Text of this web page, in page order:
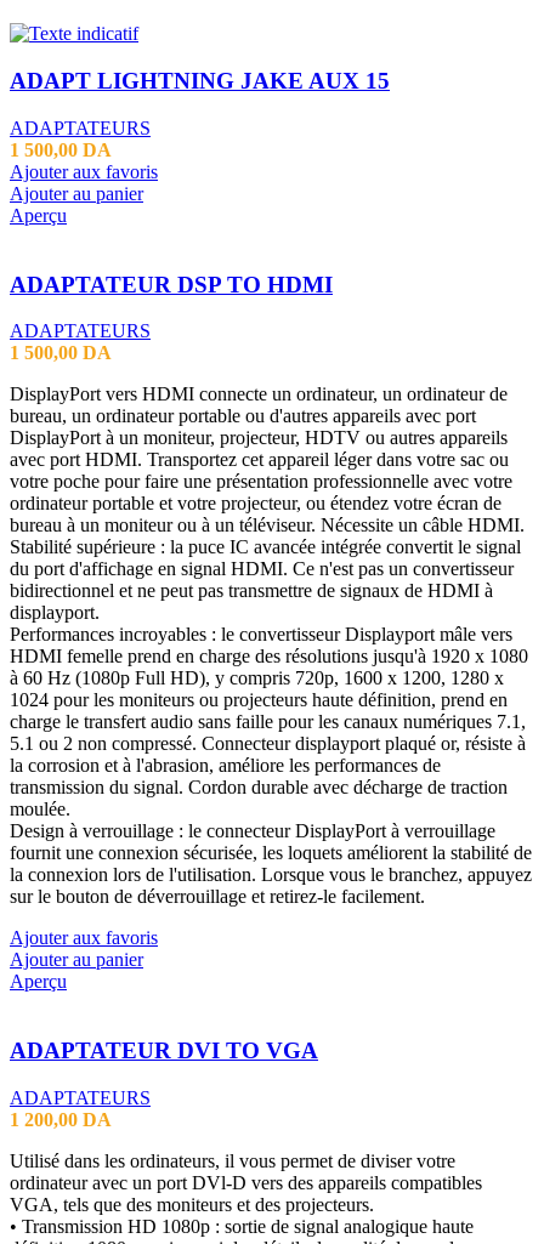
ADAPT LIGHTNING JAKE AUX 15
ADAPTATEURS
1 500,00 DA
Ajouter aux favoris
Ajouter au panier
Aperçu
ADAPTATEUR DSP TO HDMI
ADAPTATEURS
1 500,00 DA
DisplayPort vers HDMI connecte un ordinateur, un ordinateur de
bureau, un ordinateur portable ou d'autres appareils avec port
DisplayPort à un moniteur, projecteur, HDTV ou autres appareils
avec port HDMI. Transportez cet appareil léger dans votre sac ou
votre poche pour faire une présentation professionnelle avec votre
ordinateur portable et votre projecteur, ou étendez votre écran de
bureau à un moniteur ou à un téléviseur. Nécessite un câble HDMI.
Stabilité supérieure : la puce IC avancée intégrée convertit le signal
du port d'affichage en signal HDMI. Ce n'est pas un convertisseur
bidirectionnel et ne peut pas transmettre de signaux de HDMI à
displayport.
Performances incroyables : le convertisseur Displayport mâle vers
HDMI femelle prend en charge des résolutions jusqu'à 1920 x 1080
à 60 Hz (1080p Full HD), y compris 720p, 1600 x 1200, 1280 x
1024 pour les moniteurs ou projecteurs haute définition, prend en
charge le transfert audio sans faille pour les canaux numériques 7.1,
5.1 ou 2 non compressé. Connecteur displayport plaqué or, résiste à
la corrosion et à l'abrasion, améliore les performances de
transmission du signal. Cordon durable avec décharge de traction
moulée.
Design à verrouillage : le connecteur DisplayPort à verrouillage
fournit une connexion sécurisée, les loquets améliorent la stabilité de
la connexion lors de l'utilisation. Lorsque vous le branchez, appuyez
sur le bouton de déverrouillage et retirez-le facilement.
Ajouter aux favoris
Ajouter au panier
Aperçu
ADAPTATEUR DVI TO VGA
ADAPTATEURS
1 200,00 DA
Utilisé dans les ordinateurs, il vous permet de diviser votre
ordinateur avec un port DVl-D vers des appareils compatibles
VGA, tels que des moniteurs et des projecteurs.
• Transmission HD 1080p : sortie de signal analogique haute